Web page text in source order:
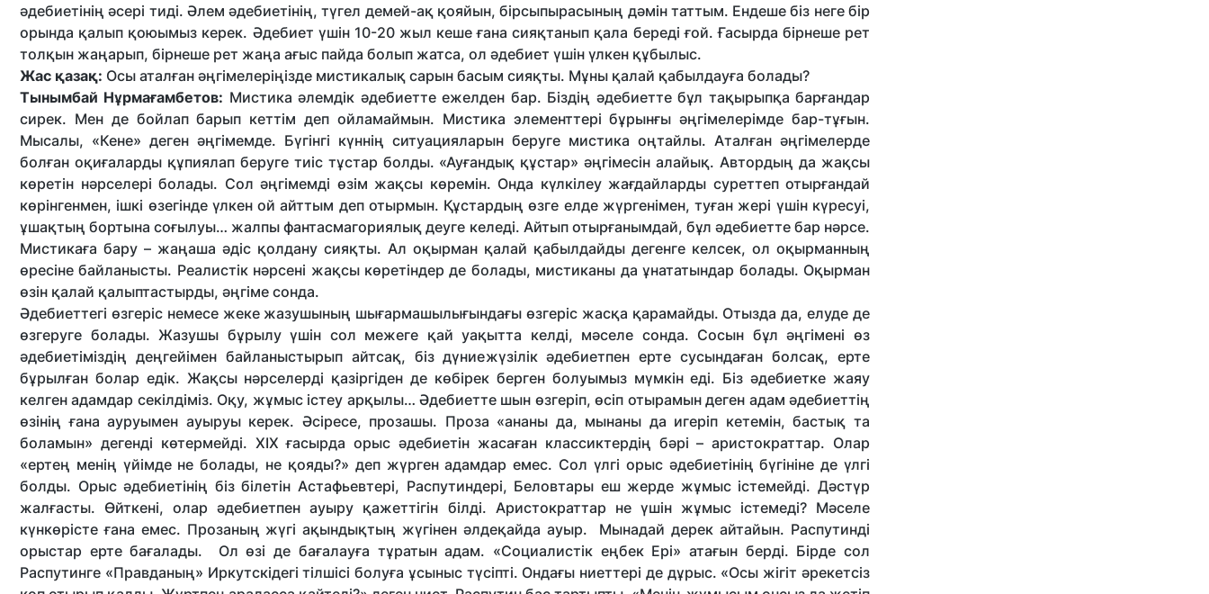
әдебиетінің әсері тиді. Әлем әдебиетінің, түгел демей-ақ қояйын, бірсыпырасының дәмін таттым. Ендеше біз неге бір
орында қалып қоюымыз керек. Әдебиет үшін 10-20 жыл кеше ғана сияқтанып қала береді ғой. Ғасырда бірнеше рет
толқын жаңарып, бірнеше рет жаңа ағыс пайда болып жатса, ол әдебиет үшін үлкен құбылыс.
Жас қазақ: Осы аталған әңгімелеріңізде мистикалық сарын басым сияқты. Мұны қалай қабылдауға болады?
Тынымбай Нұрмағамбетов: Мистика әлемдік әдебиетте ежелден бар. Біздің әдебиетте бұл тақырыпқа барғандар
сирек. Мен де бойлап барып кеттім деп ойламаймын. Мистика элементтері бұрынғы әңгімелерімде бар-тұғын.
Мысалы, «Кене» деген әңгімемде. Бүгінгі күннің ситуацияларын беруге мистика оңтайлы. Аталған әңгімелерде
болған оқиғаларды құпиялап беруге тиіс тұстар болды. «Ауғандық құстар» әңгімесін алайық. Автордың да жақсы
көретін нәрселері болады. Сол әңгімемді өзім жақсы көремін. Онда күлкілеу жағдайларды суреттеп отырғандай
көрінгенмен, ішкі өзегінде үлкен ой айттым деп отырмын. Құстардың өзге елде жүргенімен, туған жері үшін күресуі,
ұшақтың бортына соғылуы… жалпы фантасмагориялық деуге келеді. Айтып отырғанымдай, бұл әдебиетте бар нәрсе.
Мистикаға бару – жаңаша әдіс қолдану сияқты. Ал оқырман қалай қабылдайды дегенге келсек, ол оқырманның
өресіне байланысты. Реалистік нәрсені жақсы көретіндер де болады, мистиканы да ұнататындар болады. Оқырман
өзін қалай қалыптастырды, әңгіме сонда.
Әдебиеттегі өзгеріс немесе жеке жазушының шығармашылығындағы өзгеріс жасқа қарамайды. Отызда да, елуде де
өзгеруге болады. Жазушы бұрылу үшін сол межеге қай уақытта келді, мәселе сонда. Сосын бұл әңгімені өз
әдебиетіміздің деңгейімен байланыстырып айтсақ, біз дүниежүзілік әдебиетпен ерте сусындаған болсақ, ерте
бұрылған болар едік. Жақсы нәрселерді қазіргіден де көбірек берген болуымыз мүмкін еді. Біз әдебиетке жаяу
келген адамдар секілдіміз. Оқу, жұмыс істеу арқылы… Әдебиетте шын өзгеріп, өсіп отырамын деген адам әдебиеттің
өзінің ғана ауруымен ауыруы керек. Әсіресе, прозашы. Проза «ананы да, мынаны да игеріп кетемін, бастық та
боламын» дегенді көтермейді. ХІХ ғасырда орыс әдебиетін жасаған классиктердің бәрі – аристократтар. Олар
«ертең менің үйімде не болады, не қояды?» деп жүрген адамдар емес. Сол үлгі орыс әдебиетінің бүгініне де үлгі
болды. Орыс әдебиетінің біз білетін Астафьевтері, Распутиндері, Беловтары еш жерде жұмыс істемейді. Дәстүр
жалғасты. Өйткені, олар әдебиетпен ауыру қажеттігін білді. Аристократтар не үшін жұмыс істемеді? Мәселе
күнкөрісте ғана емес. Прозаның жүгі ақындықтың жүгінен әлдеқайда ауыр. Мынадай дерек айтайын. Распутинді
орыстар ерте бағалады. Ол өзі де бағалауға тұратын адам. «Социалистік еңбек Ері» атағын берді. Бірде сол
Распутинге «Правданың» Иркутскідегі тілшісі болуға ұсыныс түсіпті. Ондағы ниеттері де дұрыс. «Осы жігіт әрекетсіз